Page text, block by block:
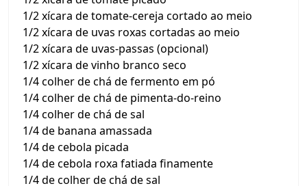
1/2 xícara de tomate-cereja cortado ao meio
1/2 xícara de uvas roxas cortadas ao meio
1/2 xícara de uvas-passas (opcional)
1/2 xícara de vinho branco seco
1/4 colher de chá de fermento em pó
1/4 colher de chá de pimenta-do-reino
1/4 colher de chá de sal
1/4 de banana amassada
1/4 de cebola picada
1/4 de cebola roxa fatiada finamente
1/4 de colher de chá de sal